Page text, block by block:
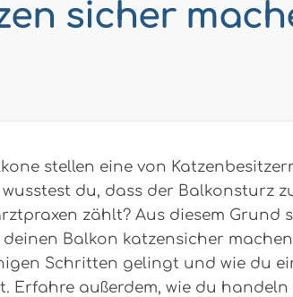
sicher
stellen eine von
du, dass der Balkonsturz
zählt? Aus diesem Grund
Balkon katzensicher
Schritten gelingt und wie du
Erfahre außerdem, wie du handeln